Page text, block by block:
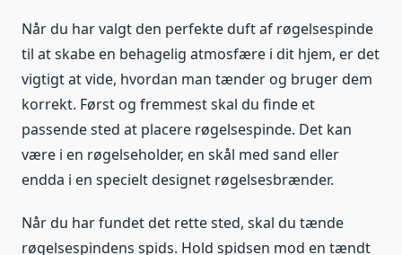
Når du har valgt den perfekte duft af røgelsespinde
til at skabe en behagelig atmosfære i dit hjem, er det
vigtigt at vide, hvordan man tænder og bruger dem
korrekt. Først og fremmest skal du finde et
passende sted at placere røgelsespinde. Det kan
være i en røgelseholder, en skål med sand eller
endda i en specielt designet røgelsesbrænder.
Når du har fundet det rette sted, skal du tænde
røgelsespindens spids. Hold spidsen mod en tændt